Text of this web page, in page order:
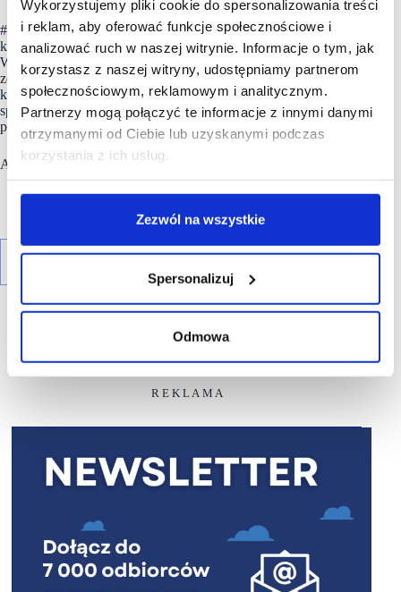
Wykorzystujemy pliki cookie do spersonalizowania treści
i reklam, aby oferować funkcje społecznościowe i
analizować ruch w naszej witrynie. Informacje o tym, jak
korzystasz z naszej witryny, udostępniamy partnerom
społecznościowym, reklamowym i analitycznym.
Partnerzy mogą połączyć te informacje z innymi danymi
otrzymanymi od Ciebie lub uzyskanymi podczas
korzystania z ich usług.
Zezwól na wszystkie
Spersonalizuj
Odmowa
#scf2025fall wyróżnia także strefa Meeting Point,
która podczas tej edycji pomieści 1000 uczestników Forum.
Wszyscy zarejestrowani uczestnicy Forum mogą korzystać
ze specjalnego systemu do umawiania spotkań i nawiązywania
kontaktów biznesowych. Dzięki niemu będzie można w łatwy
sposób umówić się na spotkania z innymi wystawcami,
partnerami czy prelegentami.
Aby wziąć udział w #scf2025fall kliknij
R E K L A M A